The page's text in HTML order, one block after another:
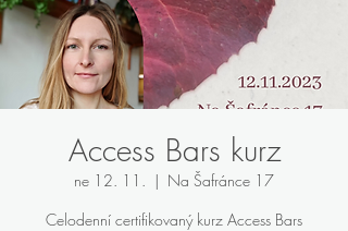
Access Bars kurz
ne 12. 11.
  |
Na Šafránce 17
Celodenní certifikovaný kurz Access Bars